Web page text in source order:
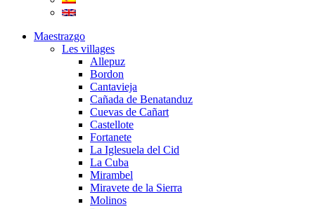
Maestrazgo
Les villages
Allepuz
Bordon
Cantavieja
Cañada de Benatanduz
Cuevas de Cañart
Castellote
Fortanete
La Iglesuela del Cid
La Cuba
Mirambel
Miravete de la Sierra
Molinos